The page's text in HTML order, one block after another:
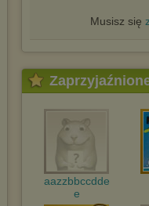
Musisz się
aazzbbccdde
e